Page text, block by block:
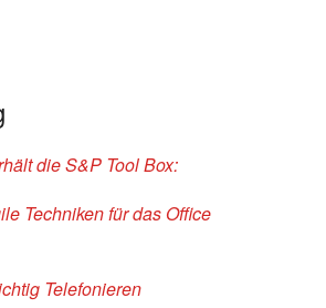
die S&P Tool Box:
Techniken für das Office
Telefonieren